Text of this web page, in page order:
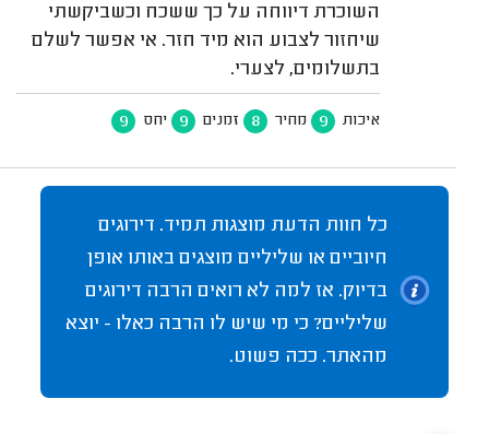
השוכרת דיווחה על כך ששכח וכשביקשתי
שיחזור לצבוע הוא מיד חזר. אי אפשר לשלם
בתשלומים, לצערי.
איכות 9 מחיר 8 זמנים 9 יחס 9
כל חוות הדעת מוצגות תמיד. דירוגים
חיוביים או שליליים מוצגים באותו אופן
בדיוק. אז למה לא רואים הרבה דירוגים
שליליים? כי מי שיש לו הרבה כאלו - יוצא
מהאתר. ככה פשוט.